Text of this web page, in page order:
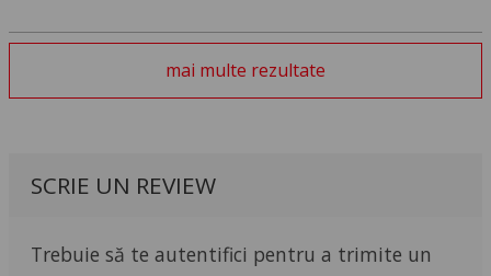
mai multe rezultate
SCRIE UN REVIEW
Trebuie să te autentifici pentru a trimite un